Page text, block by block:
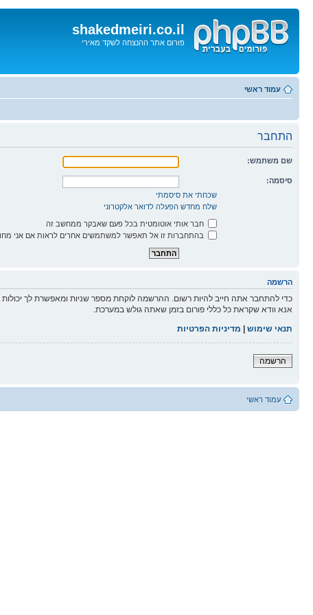
shakedmeiri.co.il
פורום אתר ההנצחה לשקד מאירי
לתוכן
עמוד ראשי
התחבר
שם משתמש:
סיסמה:
שכחתי את סיסמתי
שלח מחדש הפעלה לדואר אלקטרוני
חבר אותי אוטומטית בכל פעם שאבקר ממחשב זה
בהתחברות זו אל תאפשר למשתמשים אחרים לראות אם אני
הרשמה
כדי להתחבר אתה חייב להיות רשום. ההרשמה לוקחת מספר שניות ומאפשרת לך
אנא וודא שקראת כל כללי פורום בזמן שאתה גולש במערכת.
תנאי שימוש | מדיניות הפרטיות
הרשמה
עמוד ראשי